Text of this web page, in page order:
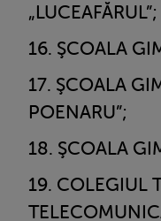
„LUCEAFĂRUL”;
ŞCOALA
ŞCOALA
POENARU”;
ŞCOALA
COLEGIUL